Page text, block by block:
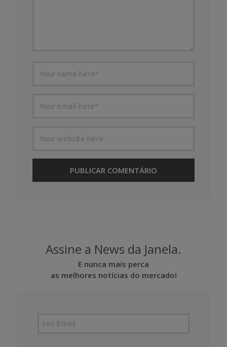
Assine a News da Janela.
E nunca mais perca
as melhores notícias do mercado!